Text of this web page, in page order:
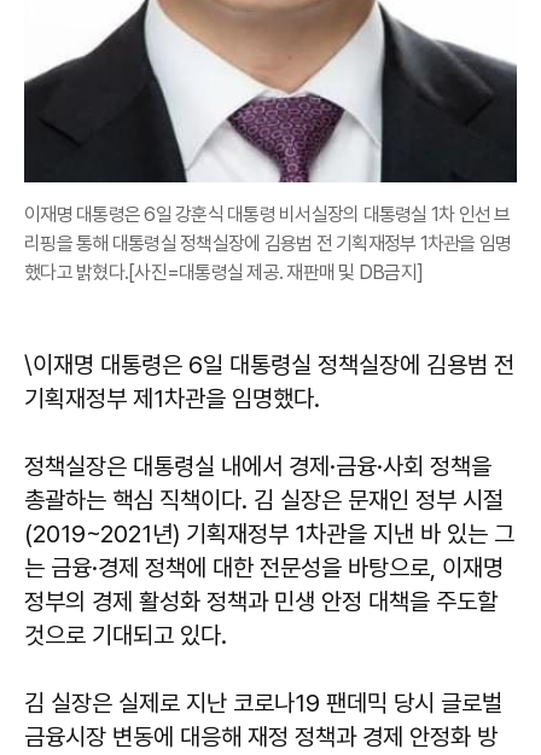
이재명 대통령은 6일 강훈식 대통령 비서실장의 대통령실 1차 인선 브
리핑을 통해 대통령실 정책실장에 김용범 전 기획재정부 1차관을 임명
했다고 밝혔다.[사진=대통령실 제공. 재판매 및 DB금지]
\이재명 대통령은 6일 대통령실 정책실장에 김용범 전
기획재정부 제1차관을 임명했다.
정책실장은 대통령실 내에서 경제·금융·사회 정책을
총괄하는 핵심 직책이다. 김 실장은 문재인 정부 시절
(2019~2021년) 기획재정부 1차관을 지낸 바 있는 그
는 금융·경제 정책에 대한 전문성을 바탕으로, 이재명
정부의 경제 활성화 정책과 민생 안정 대책을 주도할
것으로 기대되고 있다.
김 실장은 실제로 지난 코로나19 팬데믹 당시 글로벌
금융시장 변동에 대응해 재정 정책과 경제 안정화 방